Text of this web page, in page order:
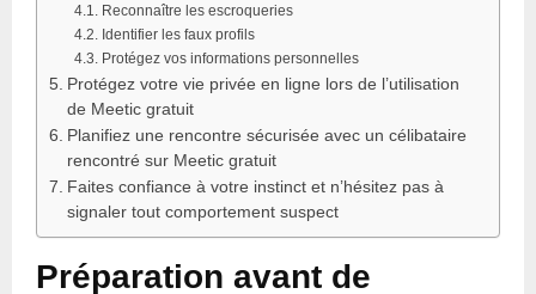
Reconnaître les escroqueries
Identifier les faux profils
Protégez vos informations personnelles
Protégez votre vie privée en ligne lors de l’utilisation
de Meetic gratuit
Planifiez une rencontre sécurisée avec un célibataire
rencontré sur Meetic gratuit
Faites confiance à votre instinct et n’hésitez pas à
signaler tout comportement suspect
Préparation avant de